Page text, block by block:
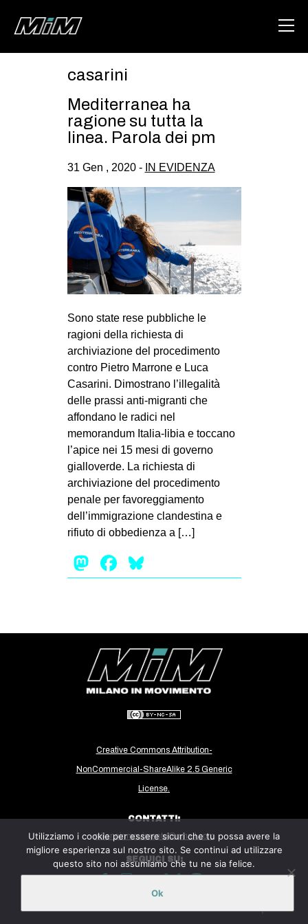
ABOUT
DEGENERAZIONE
GAZA FREESTYLE
CSOA LAMBRETTA
MSM
STUDENTI TSUNAMI
ZAM
MILANO
MOBILITAZIONI
SPAZI
SPORT POPOLARE
MOVIMENTI
AMBIENTE
ANTIFASCISMO
DIRITTO ALL’ABITARE
GENERI
MIGRAZIONI
PRECARIATO
REPRESSIONE
ARTE
CINEMA
RECENSIONI
INTERNAZIONALE
AMERICHE
ESTREMO ORIENTE
EUROPA
MEDIO ORIENTE
MONDO
casarini
Mediterranea ha
ragione su tutta la
linea. Parola dei pm
31 Gen , 2020 - IN EVIDENZA
Sono state rese pubbliche le
ragioni della richiesta di
archiviazione del procedimento
contro Pietro Marrone e Luca
Casarini. Dimostrano l’illegalità
delle prassi anti-migranti che
affondano le radici nel
memorandum Italia-libia e toccano
l’apice nei 15 mesi di governo
gialloverde. La richiesta di
archiviazione del procedimento
penale per favoreggiamento
dell’immigrazione clandestina e
rifiuto di obbedienza a […]
Mastodon
Facebook
Creative Commons Attribution-
NonCommercial-ShareAlike 2.5 Generic
License.
CONTATTI:
milanoinmovimento@gmail.com
SEGUICI SU:
Utilizziamo i cookie per essere sicuri che tu possa avere la
migliore esperienza sul nostro sito. Se continui ad utilizzare
questo sito noi assumiamo che tu ne sia felice.
Ok